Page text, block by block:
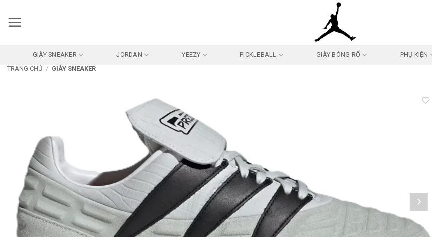
qua
GIÀY SNEAKER JORDAN YEEZY PICKLEBALL GIÀY BÓNG RỔ PHỤ KIỆN
TRANG CHỦ / GIÀY SNEAKER